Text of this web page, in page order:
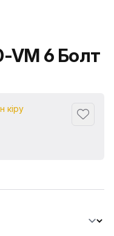
VM 6 Болт
кіру